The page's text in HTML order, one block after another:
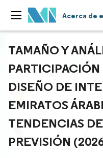
Acerca de
TAMAÑO Y
DISEÑO DE
EMIRATOS
TENDENCIAS
PREVISIÓN